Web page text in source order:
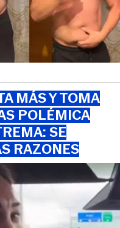
MÁS Y TOMA
POLÉMICA
SE
RAZONES